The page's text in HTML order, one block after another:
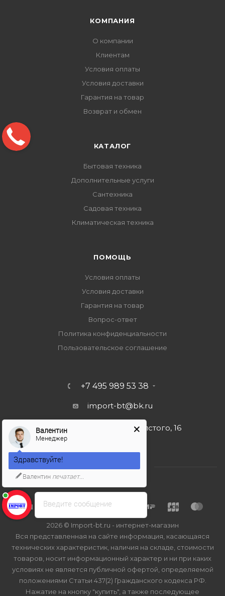
КОМПАНИЯ
О компании
Клиентам
Условия оплаты
Условия доставки
Гарантия на товар
Возврат и обмен
КАТАЛОГ
Бытовая техника
Дополнительные услуги
Сантехника
Садовая техника
Климатическая техника
ПОМОЩЬ
Условия оплаты
Условия доставки
Гарантия на товар
Вопрос-ответ
Политика конфиденциальности
Пользовательское соглашение
+7 495 989 53 38
import-bt@bk.ru
г. Москва, ул. Льва Толстого, 16
2026 © Import-bt.ru - интернет-магазин
Вся представленная на сайте информация, касающаяся
технических характеристик, наличия на складе, стоимости
товаров, носит информационный характер и ни при каких
условиях не является публичной офертой, определяемой
положениями Статьи 437(2) Гражданского кодекса РФ.
Нажатие на кнопку "купить", а также последующее
Введите сообщение
Валентин
Менеджер
Здравствуйте!
Валентин печатает...